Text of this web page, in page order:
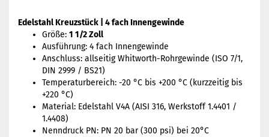
Edelstahl Kreuzstück | 4 fach Innengewinde
Größe: 1 1/2 Zoll
Ausführung: 4 fach Innengewinde
Anschluss: allseitig Whitworth-Rohrgewinde (ISO 7/1,
DIN 2999 / BS21)
Temperaturbereich: -20 °C bis +200 °C (kurzzeitig bis
+220 °C)
Material: Edelstahl V4A (AISI 316, Werkstoff 1.4401 /
1.4408)
Nenndruck PN: PN 20 bar (300 psi) bei 20°C